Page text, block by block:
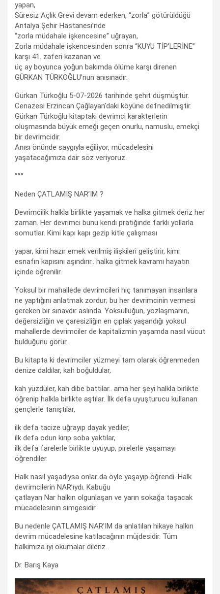
yapan,
Süresiz Açlık Grevi devam ederken, “zorla” götürüldüğü
Antalya Şehir Hastanesi’nde
“zorla müdahale işkencesine” uğrayan,
Zorla müdahale işkencesinden sonra “KUYU TİP’LERİNE”
karşı 41. zaferi kazanan ve
üç ay boyunca yoğun bakımda ölüme karşı direnen
GÜRKAN TÜRKOĞLU’nun anısınadır.
Gürkan Türkoğlu 5-07-2026 tarihinde şehit düşmüştür.
Cenazesi Erzincan Çağlayan’daki köyüne defnedilmiştir.
Gürkan Türkoğlu kitaptaki devrimci karakterlerin
oluşmasında büyük emeği geçen onurlu, namuslu, emekçi
bir devrimcidir.
Anısı önünde saygıyla eğiliyor, mücadelesini
yaşatacağımıza dair söz veriyoruz.
°°°
Neden ÇATLAMIŞ NAR’IM ?
Devrimcilik halkla birlikte yaşamak ve halka gitmek deriz her
zaman. Her devrimci bunu kendi pratiğinde farklı yollarla
somutlar. Kimi kapı kapı gezip kitle çalışması
yapar, kimi hazır emek verilmiş ilişkileri geliştirir, kimi
esnafın kapısını aşındırır.. halka gitmek kavramı hayatın
içinde öğrenilir.
Yoksul bir mahallede devrimcileri hiç tanımayan insanlara
ne yaptığını anlatmak zordur; bu her devrimcinin vermesi
gereken bir sınavdır aslında. Yoksulluğun, yozlaşmanın,
değersizliğin ve çaresizliğin en çıplak yaşandığı yoksul
mahallerde devrimciler de kapitalizmin yaşamda nasıl vücut
bulduğunu görür.
Bu kitapta ki devrimciler yüzmeyi tam olarak öğrenmeden
denize daldılar, kah boğuldular,
kah yüzdüler, kah dibe battılar.. ama her şeyi halkla birlikte
öğrenip halkla birlikte aştılar. İlk defa uyuşturucu kullanan
gençlerle tanıştılar,
ilk defa tacize uğrayıp dayak yediler,
ilk defa odun kırıp soba yaktılar,
ilk defa farelerle birlikte uyuyup, pirelerle yaşamayı
öğrendiler.
Halk nasıl yaşadıysa onlar da öyle yaşayıp öğrendi. Halk
devrimcilerin NAR’ıydı. Kabuğu
çatlayan Nar halkın olgunlaşan ve yarın sokağa taşacak
mücadelesinin simgesidir.
Bu nedenle ÇATLAMIŞ NAR’IM da anlatılan hikaye halkın
devrim mücadelesine katılacağının müjdesidir. Tüm
halkımıza iyi okumalar dileriz.
Dr. Barış Kaya